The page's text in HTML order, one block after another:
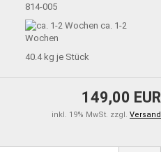
814-005
ca. 1-2
Wochen
40.4kg je Stück
149,00 EUR
inkl. 19% MwSt. zzgl. Versand